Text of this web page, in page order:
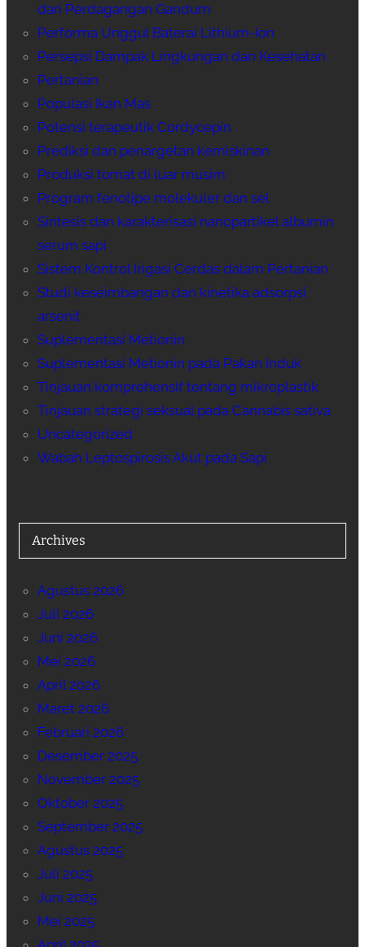
dari Perdagangan Gandum
Performa Unggul Baterai Lithium-Ion
Persepsi Dampak Lingkungan dan Kesehatan
Pertanian
Populasi Ikan Mas
Potensi terapeutik Cordycepin
Prediksi dan penargetan kemiskinan
Produksi tomat di luar musim
Program fenotipe molekuler dan sel
Sintesis dan karakterisasi nanopartikel albumin
serum sapi
Sistem Kontrol Irigasi Cerdas dalam Pertanian
Studi keseimbangan dan kinetika adsorpsi
arsenit
Suplementasi Metionin
Suplementasi Metionin pada Pakan Induk
Tinjauan komprehensif tentang mikroplastik
Tinjauan strategi seksual pada Cannabis sativa
Uncategorized
Wabah Leptospirosis Akut pada Sapi
Archives
Agustus 2026
Juli 2026
Juni 2026
Mei 2026
April 2026
Maret 2026
Februari 2026
Desember 2025
November 2025
Oktober 2025
September 2025
Agustus 2025
Juli 2025
Juni 2025
Mei 2025